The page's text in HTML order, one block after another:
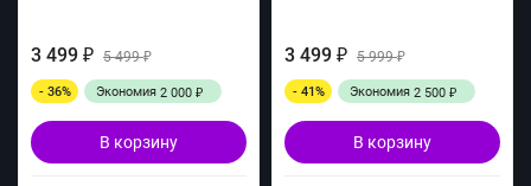
3 499 ₽ 5 499₽
- 36% Экономия 2 000 ₽
В корзину
3 499 ₽ 5 999₽
- 41% Экономия 2 500 ₽
В корзину